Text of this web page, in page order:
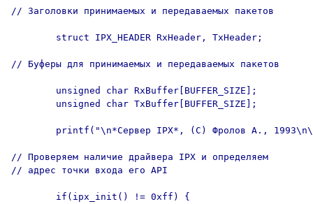
// Заголовки принимаемых и передаваемых пакетов
        struct IPX_HEADER RxHeader, TxHeader;
// Буферы для принимаемых и передаваемых пакетов
        unsigned char RxBuffer[BUFFER_SIZE];
        unsigned char TxBuffer[BUFFER_SIZE];
printf("\n*Сервер IPX*, (C) Фролов А.,
// Проверяем наличие драйвера IPX и определяем
// адрес точки входа его API
        if(ipx_init() != 0xff) {